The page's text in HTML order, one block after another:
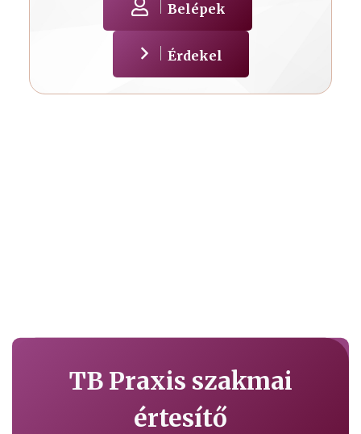
Belépek
Érdekel
TB Praxis szakmai
értesítő